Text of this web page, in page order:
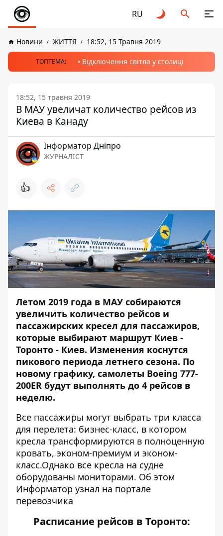
RU
Новини ЖИТТЯ 18:52, 15 Травня 2019
ТОПТЕМА: Відключення світла у столиці
18:52, 15 травня 2019
В МАУ увеличат количество рейсов из
Киева в Канаду
Інформатор Дніпро
ЖУРНАЛІСТ
👍
Летом 2019 года в МАУ собираются
увеличить количество рейсов и
пассажирских кресел для пассажиров,
которые выбирают маршрут Киев -
Торонто - Киев. Изменения коснутся
пикового периода летнего сезона. По
новому графику, самолеты Boeing 777-
200ER будут выполнять до 4 рейсов в
неделю.
Все пассажиры могут выбрать три класса
для перелета: бизнес-класс, в котором
кресла трансформируются в полноценную
кровать, эконом-премиум и эконом-
класс.Однако все кресла на судне
оборудованы мониторами. Об этом
Информатор узнал на портале
перевозчика
Расписание рейсов в Торонто: